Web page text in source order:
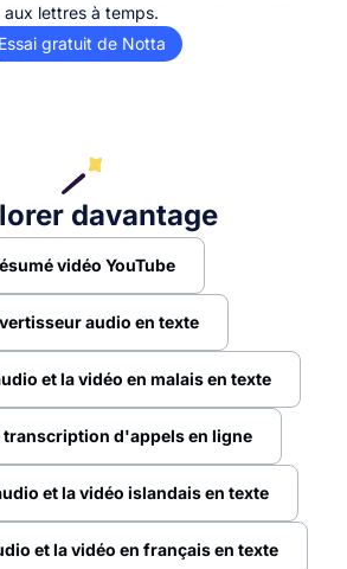
aux lettres à temps.
Essai gratuit de Notta
davantage
vidéo YouTube
audio en texte
et la vidéo en malais en texte
transcription d'appels en ligne
et la vidéo islandais en texte
et la vidéo en français en texte